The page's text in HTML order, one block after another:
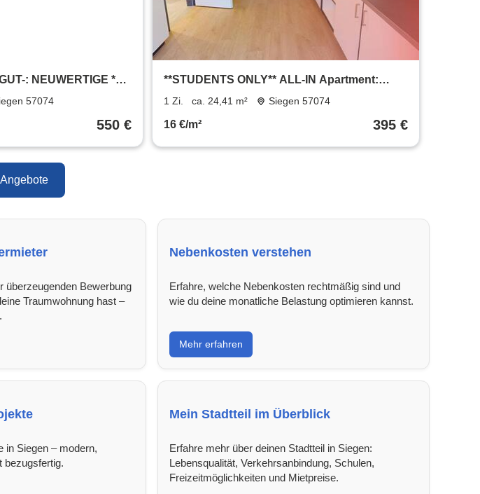
: NEUWERTIGE *2
Lage
57074
550 €
**STUDENTS ONLY** ALL-IN Apartment:
Möbliert mit EBK, Bad und vielen Extras im
1 Zi. ca. 24,41 m² Siegen 57074
16 €/m² 395 €
überzeugenden Bewerbung
Traumwohnung hast –
Nebenkosten verstehen
Erfahre, welche Nebenkosten rechtmäßig sind und
wie du deine monatliche Belastung optimieren kannst.
Mehr erfahren
in Siegen – modern,
bezugsfertig.
Mein Stadtteil im Überblick
Erfahre mehr über deinen Stadtteil in Siegen:
Lebensqualität, Verkehrsanbindung, Schulen,
Freizeitmöglichkeiten und Mietpreise.